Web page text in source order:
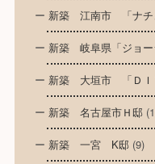
新築 江南市 「ナチ
新築 岐阜県「ジョー
新築 大垣市 「ＤＩ
新築 名古屋市Ｈ邸
新築 一宮 K邸(9)